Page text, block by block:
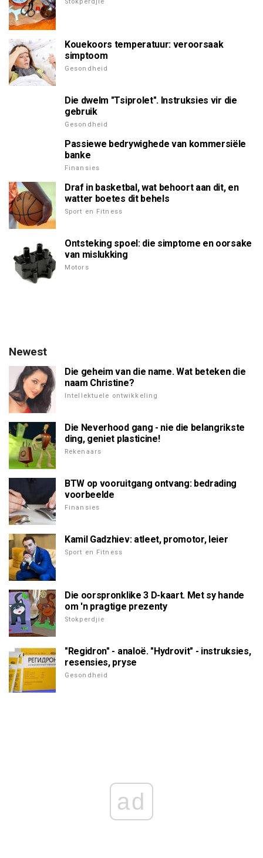
Kouekoors temperatuur: veroorsaak
simptoom
Gesondheid
Die dwelm "Tsiprolet". Instruksies vir die
gebruik
Gesondheid
Passiewe bedrywighede van kommersiële
banke
Finansies
Draf in basketbal, wat behoort aan dit, en
watter boetes dit behels
Sport en Fitness
Ontsteking spoel: die simptome en oorsake
van mislukking
Motors
Newest
Die geheim van die name. Wat beteken die
naam Christine?
Intellektuele ontwikkeling
Die Neverhood gang - nie die belangrikste
ding, geniet plasticine!
Rekenaars
BTW op vooruitgang ontvang: bedrading
voorbeelde
Finansies
Kamil Gadzhiev: atleet, promotor, leier
Sport en Fitness
Die oorspronklike 3 D-kaart. Met sy hande
om 'n pragtige prezenty
Stokperdjie
"Regidron" - analoë. "Hydrovit" - instruksies,
resensies, pryse
Gesondheid
ad